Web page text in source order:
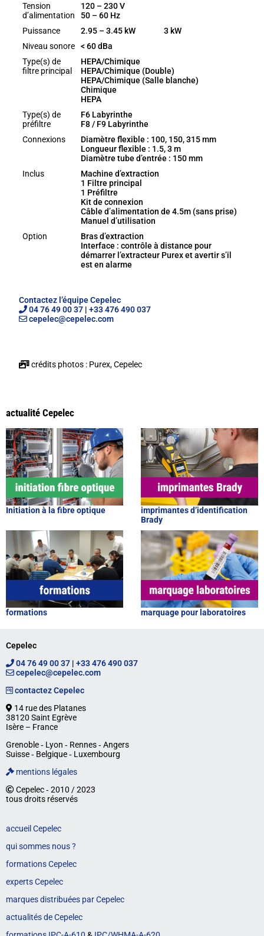
Tension
d’alimentation
120 – 230 V
50 – 60 Hz
Puissance
2.95 – 3.45 kW
3 kW
Niveau sonore
< 60 dBa
Type(s) de
filtre principal
HEPA/Chimique
HEPA/Chimique (Double)
HEPA/Chimique (Salle blanche)
Chimique
HEPA
Type(s) de
préfiltre
F6 Labyrinthe
F8 / F9 Labyrinthe
Connexions
Diamètre flexible : 100, 150, 315 mm
Longueur flexible : 1.5, 3 m
Diamètre tube d’entrée : 150 mm
Inclus
Machine d’extraction
1 Filtre principal
1 Préfiltre
Kit de connexion
Câble d’alimentation de 4.5m (sans prise)
Manuel d’utilisation
Option
Bras d’extraction
Interface : contrôle à distance pour
démarrer l’extracteur Purex et avertir s’il
est en alarme
Contactez l’équipe Cepelec
04 76 49 00 37 |+33 476 490 037
cepelec@cepelec.com
crédits photos : Purex, Cepelec
actualité Cepelec
Initiation à la fibre optique
imprimantes d’identification
Brady
formations marquage pour laboratoires
Cepelec
04 76 49 00 37 | +33 476 490 037
cepelec@cepelec.com
contactez Cepelec
14 rue des Platanes
38120 Saint Egrève
Isère – France
Grenoble ‐ Lyon ‐ Rennes ‐ Angers
Suisse ‐ Belgique ‐ Luxembourg
mentions légales
Cepelec ‐ 2010 / 2023
tous droits réservés
accueil Cepelec
qui sommes nous ?
formations Cepelec
experts Cepelec
marques distribuées par Cepelec
actualités de Cepelec